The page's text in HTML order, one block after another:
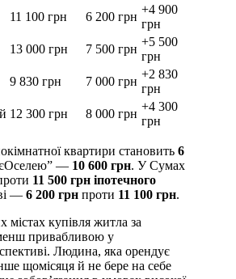
11 100 грн 6 200 грн
+4 900
грн
13 000 грн 7 500 грн
+5 500
грн
9 830 грн 7 000 грн
+2 830
грн
12 300 грн 8 000 грн
+4 300
грн
квартири становить 6
— 10 600 грн. У Сумах
11 500 грн іпотечного
— 6 200 грн проти 11 100 грн.
містах купівля житла за
привабливою у
Людина, яка орендує
щомісяця й не бере на себе